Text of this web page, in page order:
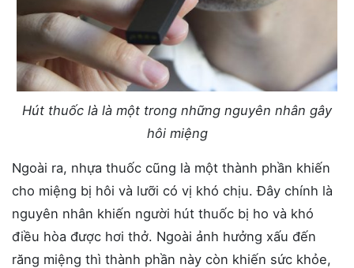
Hút thuốc là là một trong những nguyên nhân gây
hôi miệng
Ngoài ra, nhựa thuốc cũng là một thành phần khiến
cho miệng bị hôi và lưỡi có vị khó chịu. Đây chính là
nguyên nhân khiến người hút thuốc bị ho và khó
điều hòa được hơi thở. Ngoài ảnh hưởng xấu đến
răng miệng thì thành phần này còn khiến sức khỏe,